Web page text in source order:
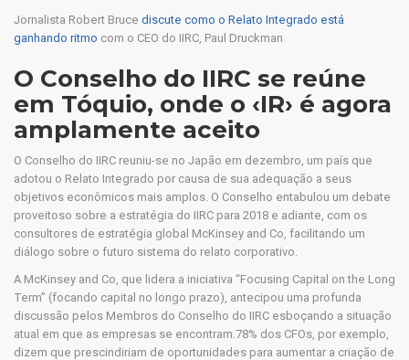
Jornalista Robert Bruce discute como o Relato Integrado está
ganhando ritmo com o CEO do IIRC, Paul Druckman
O Conselho do IIRC se reúne
em Tóquio, onde o ‹IR› é agora
amplamente aceito
O Conselho do IIRC reuniu-se no Japão em dezembro, um país que
adotou o Relato Integrado por causa de sua adequação a seus
objetivos econômicos mais amplos. O Conselho entabulou um debate
proveitoso sobre a estratégia do IIRC para 2018 e adiante, com os
consultores de estratégia global McKinsey and Co, facilitando um
diálogo sobre o futuro sistema do relato corporativo.
A McKinsey and Co, que lidera a iniciativa “Focusing Capital on the Long
Term” (focando capital no longo prazo), antecipou uma profunda
discussão pelos Membros do Conselho do IIRC esboçando a situação
atual em que as empresas se encontram.78% dos CFOs, por exemplo,
dizem que prescindiriam de oportunidades para aumentar a criação de